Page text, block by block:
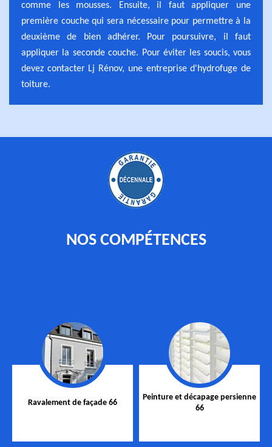
comme les mousses. Ensuite, il faut appliquer une
première couche qui sera nécessaire pour permettre à la
deuxième de bien adhérer. Pour poursuivre, il faut
appliquer la seconde couche. Pour éviter les soucis, vous
devez contacter Lj Rénov, une entreprise d'hydrofuge de
toiture.
NOS COMPÉTENCES
Ravalement de façade 66
Peinture et décapage persienne
66